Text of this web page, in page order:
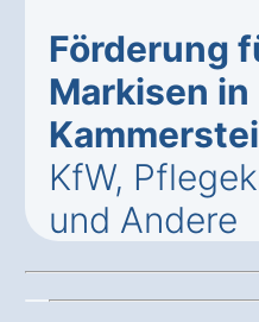
Förderung
Markisen in
KfW,
und Andere